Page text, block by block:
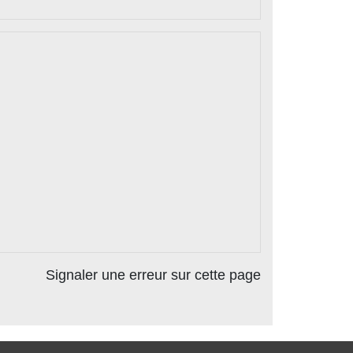
Signaler une erreur sur cette page